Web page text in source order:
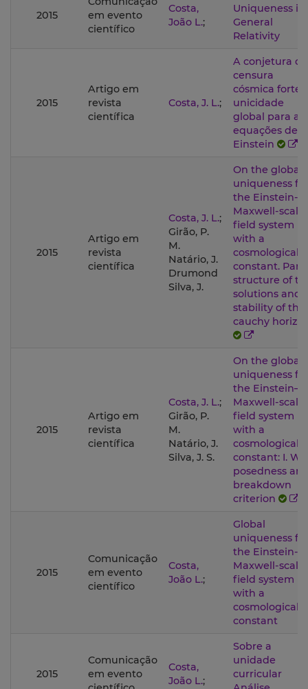
2015
em evento
científico
Costa,
João L.;
Uniqueness in
General
Relativity
2015
Artigo em
revista
científica
Costa, J. L.;
A conjetura da
censura
cósmica forte:
unicidade
global para as
equações de
Einstein
2015
Artigo em
revista
científica
Costa, J. L.;
Girão, P.
M.
Natário, J.
Drumond
Silva, J.
On the global
uniqueness for
the Einstein-
Maxwell-scalar
field system
with a
cosmological
constant. Part
structure of
solutions and
stability of the
cauchy
2015
Artigo em
revista
científica
Costa, J. L.;
Girão, P.
M.
Natário, J.
Silva, J. S.
On the global
uniqueness for
the Einstein–
Maxwell-scalar
field system
with a
cosmological
constant: I.
posedness
breakdown
criterion
2015
Comunicação
em evento
científico
Costa,
João L.;
Global
uniqueness for
the Einstein-
Maxwell-scalar
field system
with a
cosmological
constant
2015
Comunicação
em evento
Costa,
João L.;
Sobre a
unidade
curricular